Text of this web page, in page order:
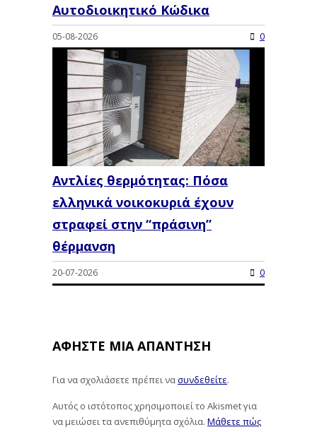
Αυτοδιοικητικό Κώδικα
05-08-2026 0
Αντλίες θερμότητας: Πόσα
ελληνικά νοικοκυριά έχουν
στραφεί στην “πράσινη”
θέρμανση
20-07-2026 0
ΑΦΉΣΤΕ ΜΙΑ ΑΠΆΝΤΗΣΗ
Για να σχολιάσετε πρέπει νασυνδεθείτε.
Αυτός ο ιστότοπος χρησιμοποιεί το Akismet για
να μειώσει τα ανεπιθύμητα σχόλια. Μάθετε πώς